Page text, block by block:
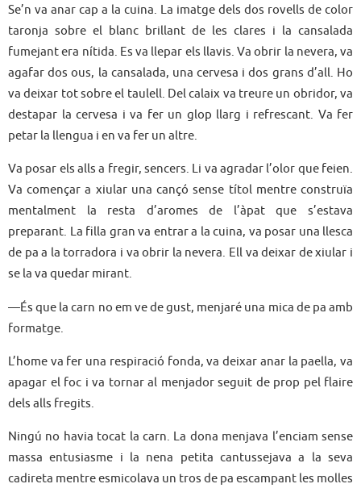
Se’n va anar cap a la cuina. La imatge dels dos rovells de color
taronja sobre el blanc brillant de les clares i la cansalada
fumejant era nítida. Es va llepar els llavis. Va obrir la nevera, va
agafar dos ous, la cansalada, una cervesa i dos grans d’all. Ho
va deixar tot sobre el taulell. Del calaix va treure un obridor, va
destapar la cervesa i va fer un glop llarg i refrescant. Va fer
petar la llengua i en va fer un altre.
Va posar els alls a fregir, sencers. Li va agradar l’olor que feien.
Va començar a xiular una cançó sense títol mentre construïa
mentalment la resta d’aromes de l’àpat que s’estava
preparant. La filla gran va entrar a la cuina, va posar una llesca
de pa a la torradora i va obrir la nevera. Ell va deixar de xiular i
se la va quedar mirant.
—És que la carn no em ve de gust, menjaré una mica de pa amb
formatge.
L’home va fer una respiració fonda, va deixar anar la paella, va
apagar el foc i va tornar al menjador seguit de prop pel flaire
dels alls fregits.
Ningú no havia tocat la carn. La dona menjava l’enciam sense
massa entusiasme i la nena petita cantussejava a la seva
cadireta mentre esmicolava un tros de pa escampant les molles